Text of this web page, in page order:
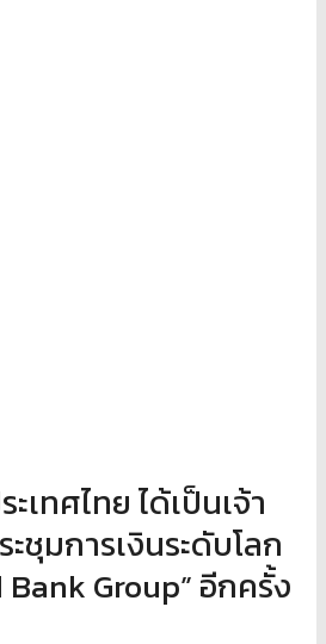
เทศไทย ได้เป็นเจ้า
ชุมการเงินระดับโลก
Bank Group” อีกครั้ง